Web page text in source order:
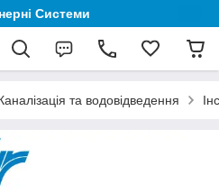
Системи
та водовідведення